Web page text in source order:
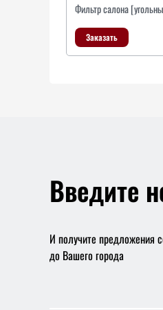
Фильтр салона
Заказать
Введите
И получите предложения
до Вашего города